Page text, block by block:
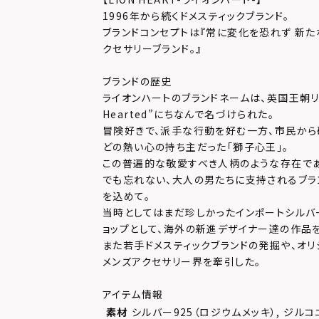
1996年から続くドメスティックブランド。
ブランドコンセプトは『常に変化を恐れず 新
クセサリーブランド。』
ブランドの歴史
ライオンハートのブランドネームは、英国王
Hearted”にちなんで名づけられた。
冒険好きで、派手な行動を好む一方、市民か
どの熱い心の持ち主だった「獅子心王」。
この普遍的な敬愛すべき人柄のような存在で
でも忘れない、大人の男たちに支持されるブラ
を込めて。
当時としてはまだ珍しかったインポートシル
ョップとして、海外の新進デザイナー達の作品
また若手ドメスティックブランドの発掘や、オ
メンズアクセサリー界を牽引した。
アイテム情報
素材 シルバー925（ロジウムメッキ）, ジルコ